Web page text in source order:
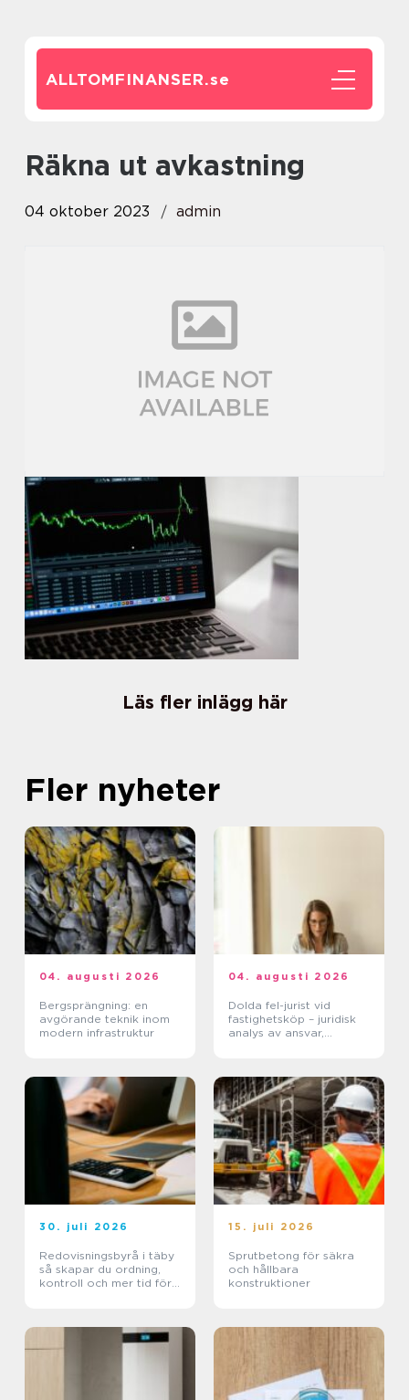
ALLTOMFINANSER.se
räkna ut avkastning
04 oktober 2023 admin
Läs fler inlägg här
Fler nyheter
04. augusti 2026
Bergsprängning: en
avgörande teknik inom
modern infrastruktur
04. augusti 2026
Dolda fel-jurist vid
fastighetsköp – juridisk
analys av ansvar,
30. juli 2026
Redovisningsbyrå i täby
så skapar du ordning,
kontroll och mer tid för
15. juli 2026
Sprutbetong för säkra
och hållbara
konstruktioner